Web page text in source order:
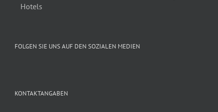
Hotels
FOLGEN SIE UNS AUF DEN SOZIALEN MEDIEN
KONTAKTANGABEN